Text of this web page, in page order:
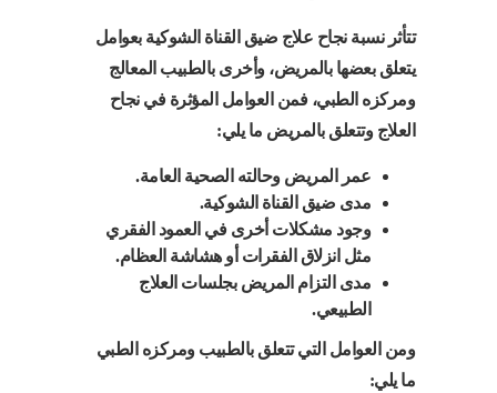
تتأثر نسبة نجاح علاج ضيق القناة الشوكية بعوامل
يتعلق بعضها بالمريض، وأخرى بالطبيب المعالج
ومركزه الطبي، فمن العوامل المؤثرة في نجاح
العلاج وتتعلق بالمريض ما يلي:
عمر المريض وحالته الصحية العامة.
مدى ضيق القناة الشوكية.
وجود مشكلات أخرى في العمود الفقري
مثل انزلاق الفقرات أو هشاشة العظام.
مدى التزام المريض بجلسات العلاج
الطبيعي.
ومن العوامل التي تتعلق بالطبيب ومركزه الطبي
ما يلي: